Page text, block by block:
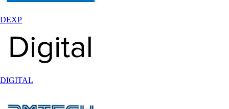
DEXP
DIGITAL